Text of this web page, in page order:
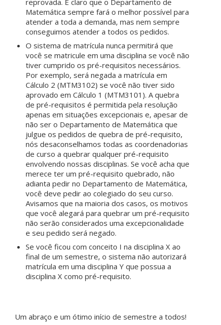
Matemática sempre fará o melhor possível para
atender a toda a demanda, mas nem sempre
conseguimos atender a todos os pedidos.
O sistema de matrícula nunca permitirá que
você se matricule em uma disciplina se você não
tiver cumprido os pré-requisitos necessários.
Por exemplo, será negada a matrícula em
Cálculo 2 (MTM3102) se você não tiver sido
aprovado em Cálculo 1 (MTM3101). A quebra
de pré-requisitos é permitida pela resolução
apenas em situações excepcionais e, apesar de
não ser o Departamento de Matemática que
julgue os pedidos de quebra de pré-requisito,
nós desaconselhamos todas as coordenadorias
de curso a quebrar qualquer pré-requisito
envolvendo nossas disciplinas. Se você acha que
merece ter um pré-requisito quebrado, não
adianta pedir no Departamento de Matemática,
você deve pedir ao colegiado do seu curso.
Avisamos que na maioria dos casos, os motivos
que você alegará para quebrar um pré-requisito
não serão considerados uma excepcionalidade
e seu pedido será negado.
Se você ficou com conceito I na disciplina X ao
final de um semestre, o sistema não autorizará
matrícula em uma disciplina Y que possua a
disciplina X como pré-requisito.
Um abraço e um ótimo início de semestre a todos!